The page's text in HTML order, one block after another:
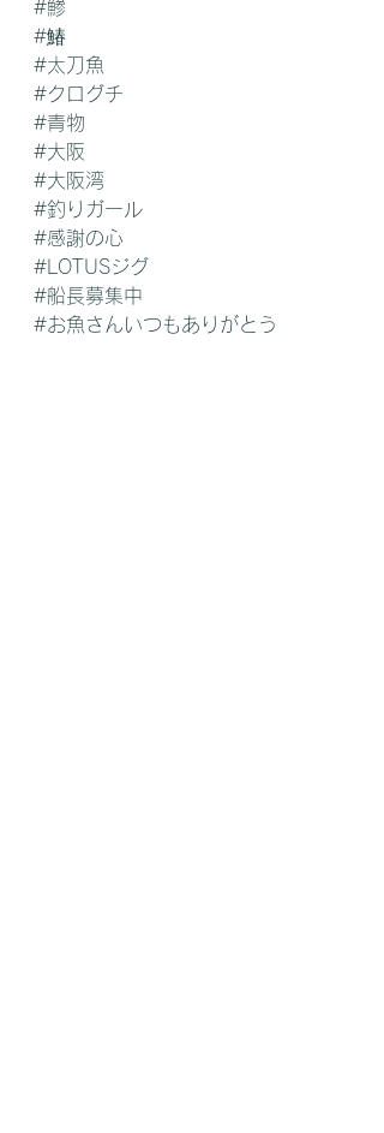
#鯵
#鰆
#太刀魚
#クログチ
#青物
#大阪
#大阪湾
#釣りガール
#感謝の心
#LOTUSジグ
#船長募集中
#お魚さんいつもありがとう